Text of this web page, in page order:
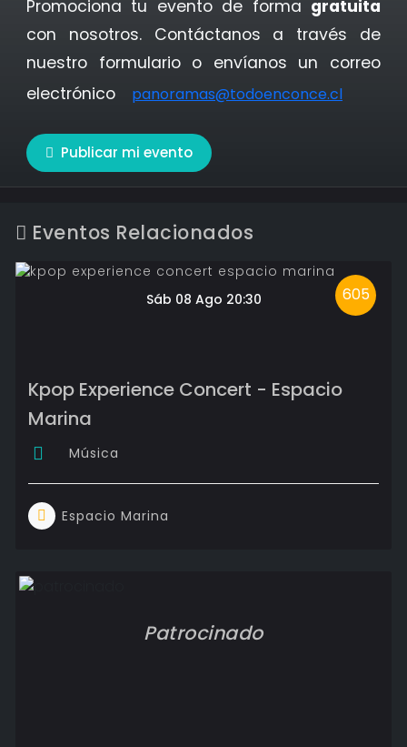
Promociona tu evento de forma gratuita
con nosotros. Contáctanos a través de
nuestro formulario o envíanos un correo
electrónico
panoramas@todoenconce.cl
Publicar mi evento
Eventos Relacionados
605
Sáb 08 Ago 20:30
Kpop Experience Concert - Espacio
Marina
Música
Espacio Marina
Patrocinado